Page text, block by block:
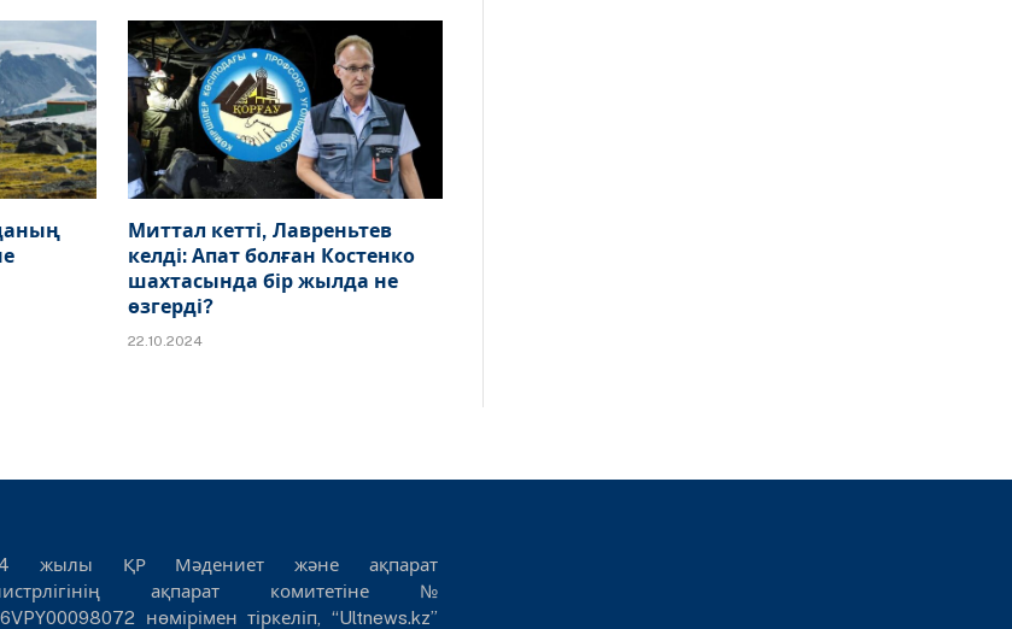
Миттал кетті, Лавреньтев
келді: Апат болған Костенко
шахтасында бір жылда не
өзгерді?
22.10.2024
жылы ҚР Мәдениет және ақпарат
ақпарат комитетіне №
нөмірімен тіркеліп, “Ultnews.kz”